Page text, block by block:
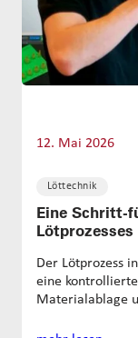
12. Mai 2026
Löttechnik
Eine Schritt-
Lötprozesses
Der Lötprozess
eine
Materialablage